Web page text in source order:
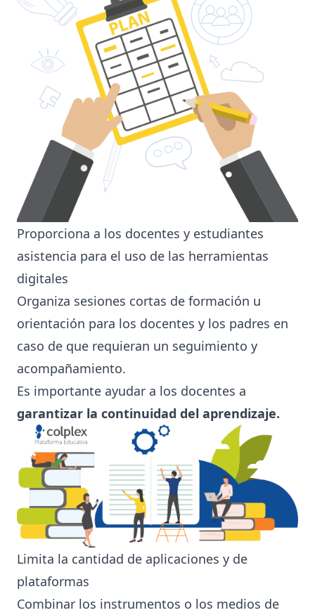
Proporciona a los docentes y estudiantes
asistencia para el uso de las herramientas
digitales
Organiza sesiones cortas de formación u
orientación para los docentes y los padres en
caso de que requieran un seguimiento y
acompañamiento.
Es importante ayudar a los docentes a
garantizar la continuidad del aprendizaje.
Limita la cantidad de aplicaciones y de
plataformas
Combinar los instrumentos o los medios de